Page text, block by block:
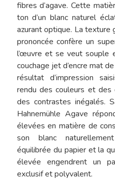
fibres d’agave. Cette
ton d’un blanc naturel
azurant optique. La texture
prononcée confère un
l’œuvre et se veut souple
couchage jet d’encre mat
résultat d’impression
rendu des couleurs et
des contrastes inégalés.
Hahnemühle Agave
élevées en matière de
son blanc
équilibrée du papier et la
élevée engendrent un
exclusif et polyvalent.